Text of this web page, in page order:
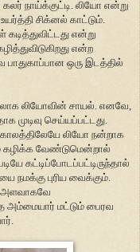
நாய்க்குட்டி. லியோ என்று
சிக்னல் காட்டும்.
என்று
என்ற
பாதுகாப்பான ஒரு இடத்தில்
லியோவின் சாயல். எனவே,
முடிவு செய்யப்பட்டது.
காலத்திலேயே லியோ நன்றாக
கழிக்க வேண்டுமென்றால்
கட்டிப்போடப்பட்டிருந்தால்
நமக்கு புரிய வைக்கும்.
அம்மையார் மட்டும் பைரவ